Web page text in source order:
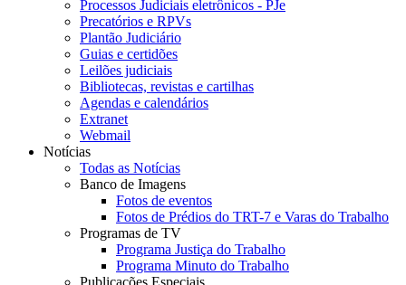
Processos Judiciais eletrônicos - PJe
Precatórios e RPVs
Plantão Judiciário
Guias e certidões
Leilões judiciais
Bibliotecas, revistas e cartilhas
Agendas e calendários
Extranet
Webmail
Notícias
Todas as Notícias
Banco de Imagens
Fotos de eventos
Fotos de Prédios do TRT-7 e Varas do Trabalho
Programas de TV
Programa Justiça do Trabalho
Programa Minuto do Trabalho
Publicações Especiais